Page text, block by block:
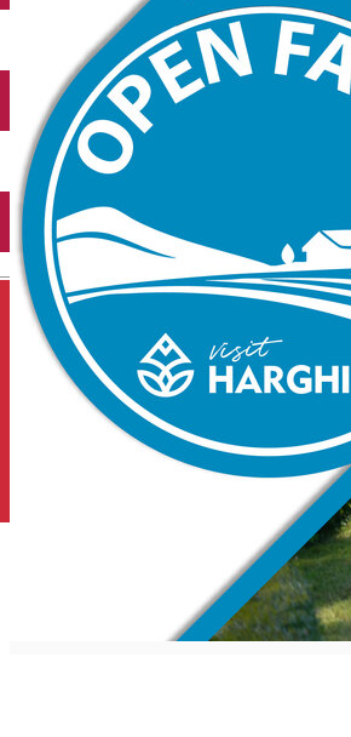
English
Închirieri auto
Închirieri de biciclete